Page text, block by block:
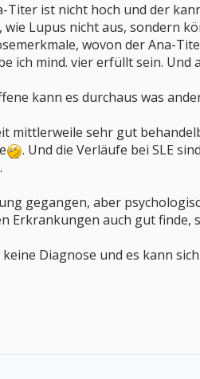
ist nicht hoch und der
Lupus nicht aus, sondern
wovon der Ana-
ich mind. vier erfüllt sein. Und
kann es durchaus was
mittlerweile sehr gut
. Und die Verläufe bei SLE
gegangen, aber
Erkrankungen auch gut finde,
Diagnose und es kann